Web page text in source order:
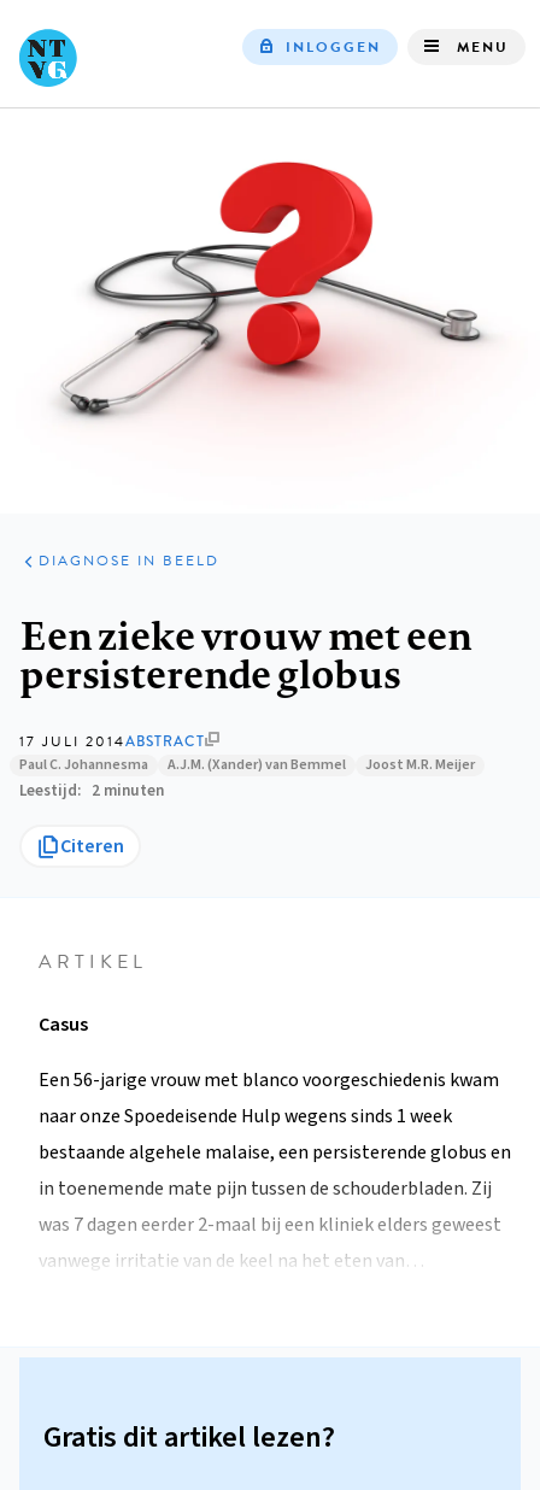
INLOGGEN MENU
ARTIKELEN
PRAKTIJK
DIAGNOSE IN BEELD
Een zieke vrouw met een
persisterende globus
17 JULI 2014ABSTRACT
Paul C. Johannesma A.J.M. (Xander) van Bemmel Joost M.R. Meijer
Leestijd 2 minuten
Citeren
ARTIKEL
Casus
Een 56-jarige vrouw met blanco voorgeschiedenis kwam
naar onze Spoedeisende Hulp wegens sinds 1 week
bestaande algehele malaise, een persisterende globus en
in toenemende mate pijn tussen de schouderbladen. Zij
was 7 dagen eerder 2-maal bij een kliniek elders geweest
vanwege irritatie van de keel na het eten van…
Gratis dit artikel lezen?